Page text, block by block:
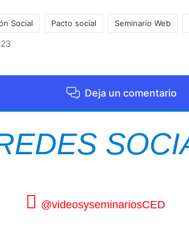
Social Pacto social Seminario Web
Deja un comentario
@videosyseminariosCED